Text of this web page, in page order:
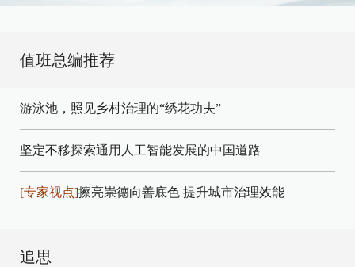
值班总编推荐
游泳池，照见乡村治理的“绣花功夫”
坚定不移探索通用人工智能发展的中国道路
[专家视点]擦亮崇德向善底色 提升城市治理效能
追思